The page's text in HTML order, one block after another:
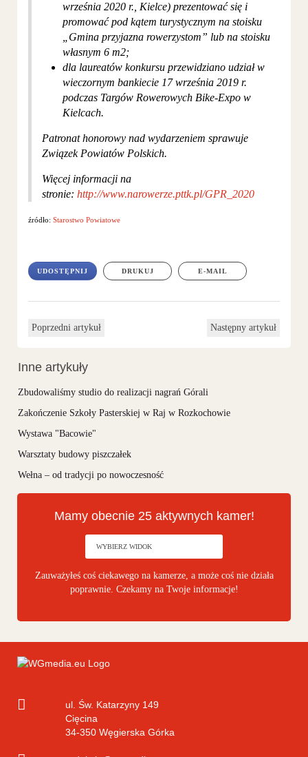
września 2020 r., Kielce) prezentować się i
promować pod kątem turystycznym na stoisku
„Gmina przyjazna rowerzystom” lub na stoisku
własnym 6 m2;
dla laureatów konkursu przewidziano udział w
wieczornym bankiecie 17 września 2019 r.
podczas Targów Rowerowych Bike-Expo w
Kielcach.
Patronat honorowy nad wydarzeniem sprawuje
Związek Powiatów Polskich.
Więcej informacji na
stronie: http://www.narowerze.pttk.pl/GPR_2020
źródło: Starostwo Powiatowe
UDOSTĘPNIJ DRUKUJ E-MAIL
Poprzedni artykuł Następny artykuł
Inne artykuły
Zbudowaliśmy studio do realizacji nagrań Górali
Zakończenie Szkoły Pasterskiej w Raj w Rozkochowie
Wystawa "Bacowie"
Warsztaty budowy piszczałek
Wełna – od tradycji po nowoczesność
Mamy obecnie 25 aktywnych kamer!
Zauważyłeś coś ciekawego na kamerze, a może coś nie działa
poprawnie. Czekamy na Twoje informacje!
ul. Św. Katarzyny 149
Cięcina
34-350 Węgierska Górka